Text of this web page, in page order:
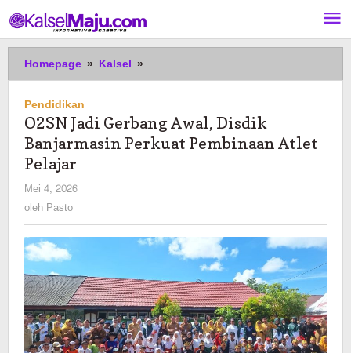
ke
konten
Homepage » Kalsel »
Jadi
Disdik
Banjarmasin
Pendidikan
O2SN Jadi Gerbang Awal, Disdik
Banjarmasin Perkuat Pembinaan Atlet
Pelajar
Mei 4, 2026
oleh Pasto